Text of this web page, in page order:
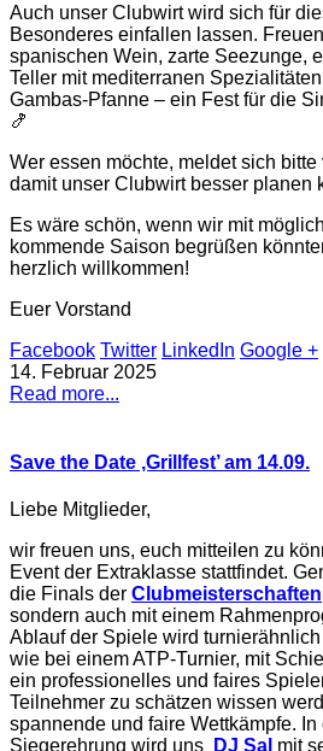
Auch unser Clubwirt wird sich für
Besonderes einfallen lassen.
spanischen Wein, zarte Seezunge,
Teller mit mediterranen
Gambas-Pfanne – ein Fest für die
🍤
Wer essen möchte, meldet sich
damit unser Clubwirt besser planen
Es wäre schön, wenn wir mit
kommende Saison begrüßen
herzlich willkommen!
Euer Vorstand
Facebook Twitter LinkedIn Google +
14. Februar 2025
Read more...
Save the Date ‚Grillfest’ am 14.09.
Liebe Mitglieder,
wir freuen uns, euch mitteilen zu
Event der Extraklasse stattfindet.
die Finals der Clubmeisterschaften
sondern auch mit einem
Ablauf der Spiele wird
wie bei einem ATP-Turnier, mit
ein professionelles und faires
Teilnehmer zu schätzen wissen
spannende und faire Wettkämpfe.
Siegerehrung wird uns
DJ Sal mit